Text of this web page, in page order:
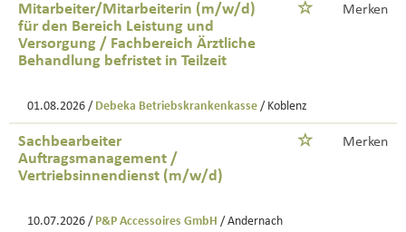
Mitarbeiter/Mitarbeiterin (m/w/d)
für den Bereich Leistung und
Versorgung / Fachbereich Ärztliche
Behandlung befristet in Teilzeit
Merken
01.08.2026 / Debeka Betriebskrankenkasse / Koblenz
Sachbearbeiter
Auftragsmanagement /
Vertriebsinnendienst (m/w/d)
Merken
10.07.2026 / P&P Accessoires GmbH / Andernach